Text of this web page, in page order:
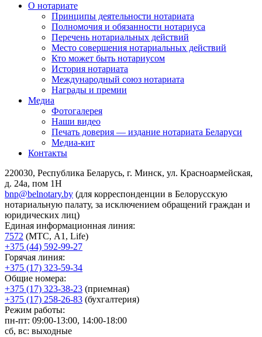
О нотариате
Принципы деятельности нотариата
Полномочия и обязанности нотариуса
Перечень нотариальных действий
Место совершения нотариальных действий
Кто может быть нотариусом
История нотариата
Международный союз нотариата
Награды и премии
Медиа
Фотогалерея
Наши видео
Печать доверия — издание нотариата Беларуси
Медиа-кит
Контакты
220030, Республика Беларусь, г. Минск, ул. Красноармейская,
д. 24а, пом 1Н
bnp@belnotary.by (для корреспонденции в Белорусскую
нотариальную палату, за исключением обращений граждан и
юридических лиц)
Единая информационная линия:
7572 (МТС, A1, Life)
+375 (44) 592-99-27
Горячая линия:
+375 (17) 323-59-34
Общие номера:
+375 (17) 323-38-23 (приемная)
+375 (17) 258-26-83 (бухгалтерия)
Режим работы:
пн-пт: 09:00-13:00, 14:00-18:00
сб, вс: выходные